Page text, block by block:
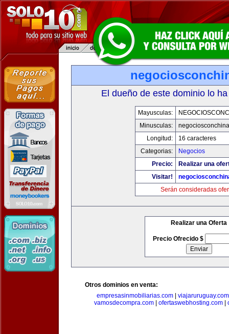
El dueño de este dominio lo
Mayusculas:
Minusculas:
Longitud:
16 caracteres
Categorias:
Negocios
Precio:
Realizar una
Visitar!
Serán consideradas
Realizar una Oferta
Precio Ofrecido $
Otros dominios en venta:
empresasinmobiliarias.com
viajaruruguay.com
vamosdecompra.com| ofertaswebhosting.com|